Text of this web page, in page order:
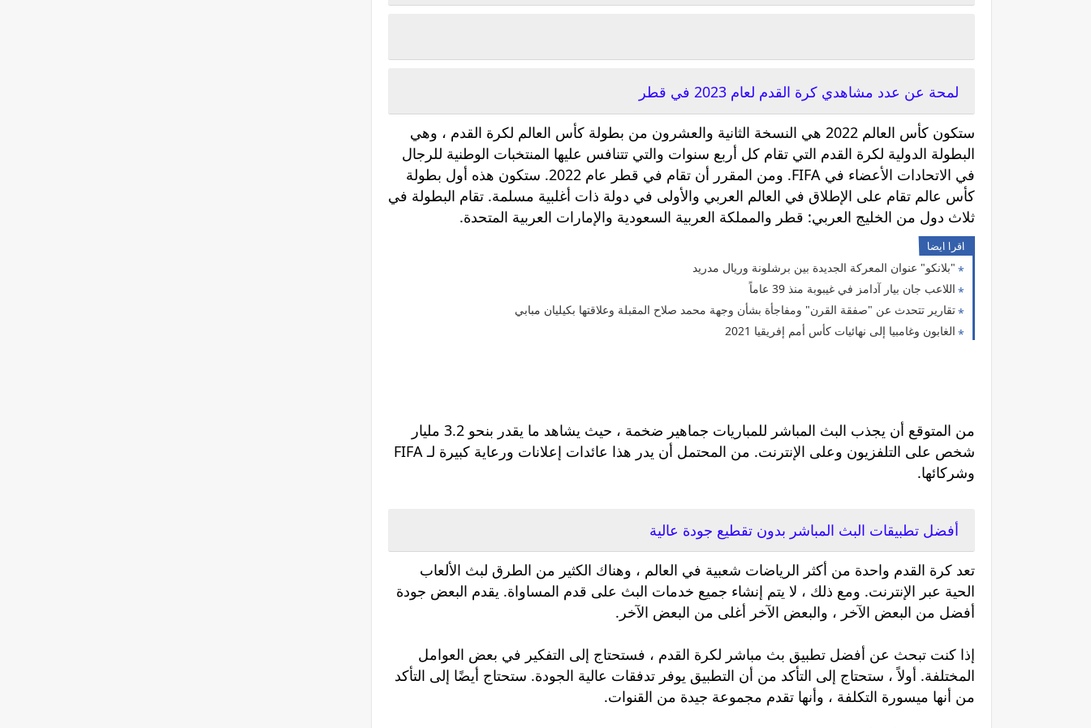
لمحة عن عدد مشاهدي كرة القدم لعام 2023 في قطر
ستكون كأس العالم 2022 هي النسخة الثانية والعشرون من بطولة كأس العالم لكرة القدم ، وهي
البطولة الدولية لكرة القدم التي تقام كل أربع سنوات والتي تتنافس عليها المنتخبات الوطنية للرجال
في الاتحادات الأعضاء في FIFA. ومن المقرر أن تقام في قطر عام 2022. ستكون هذه أول بطولة
كأس عالم تقام على الإطلاق في العالم العربي والأولى في دولة ذات أغلبية مسلمة. تقام البطولة في
ثلاث دول من الخليج العربي: قطر والمملكة العربية السعودية والإمارات العربية المتحدة.
اقرا ايضا
"بلانكو" عنوان المعركة الجديدة بين برشلونة وريال مدريد
اللاعب جان بيار آدامز في غيبوبة منذ 39 عاماً
تقارير تتحدث عن "صفقة القرن" ومفاجأة بشأن وجهة محمد صلاح المقبلة وعلاقتها بكيليان مبابي
الغابون وغامبيا إلى نهائيات كأس أمم إفريقيا 2021
من المتوقع أن يجذب البث المباشر للمباريات جماهير ضخمة ، حيث يشاهد ما يقدر بنحو 3.2 مليار
شخص على التلفزيون وعلى الإنترنت. من المحتمل أن يدر هذا عائدات إعلانات ورعاية كبيرة لـ FIFA
وشركائها.
أفضل تطبيقات البث المباشر بدون تقطيع جودة عالية
تعد كرة القدم واحدة من أكثر الرياضات شعبية في العالم ، وهناك الكثير من الطرق لبث الألعاب
الحية عبر الإنترنت. ومع ذلك ، لا يتم إنشاء جميع خدمات البث على قدم المساواة. يقدم البعض جودة
أفضل من البعض الآخر ، والبعض الآخر أغلى من البعض الآخر.
إذا كنت تبحث عن أفضل تطبيق بث مباشر لكرة القدم ، فستحتاج إلى التفكير في بعض العوامل
المختلفة. أولاً ، ستحتاج إلى التأكد من أن التطبيق يوفر تدفقات عالية الجودة. ستحتاج أيضًا إلى التأكد
من أنها ميسورة التكلفة ، وأنها تقدم مجموعة جيدة من القنوات.